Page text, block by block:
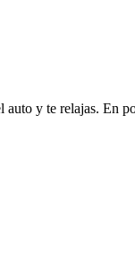
y te relajas. En